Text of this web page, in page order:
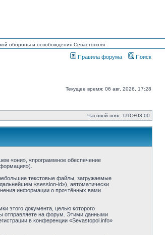
обороны и освобождения Севастополя
Правила форума Поиск
Текущее время: 06 авг, 2026, 17:28
Часовой пояс: UTC+03:00
«они», «программное обеспечение
текстовые файлы, загружаемые
«session-id»), автоматически
информации о прочтённых вами
этого документа, целью которого
отправляете на форум. Этими данными
в конференции «Sevastopol.info»